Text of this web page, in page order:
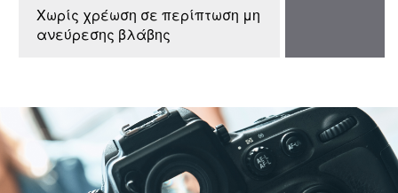
Χωρίς χρέωση σε περίπτωση μη
ανεύρεσης βλάβης